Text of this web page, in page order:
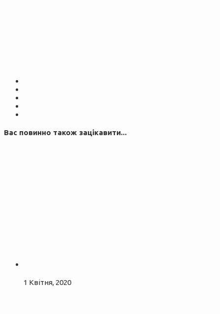
Вас повинно також зацікавити...
1 Квітня, 2020